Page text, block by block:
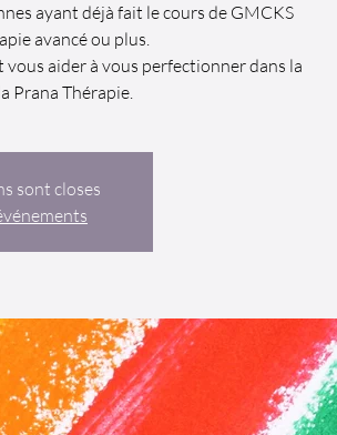
ayant déjà fait le cours de GMCKS
avancé ou plus.
aider à vous perfectionner dans la
Prana Thérapie.
sont closes